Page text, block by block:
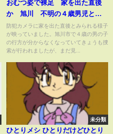
おむつ姿で裸足 家を出た直後
か 旭川 不明の４歳男児とみ
られる姿が防犯カメラに 懸命
な捜索つづく
防犯カメラに家を出た直後とみられる様子
が映っていました。旭川市で４歳の男の子
の行方が分からなくなっていてきょうも捜
索が行われましたが、まだ見...
未分類
ひとりメシ ひとりだけどひとり